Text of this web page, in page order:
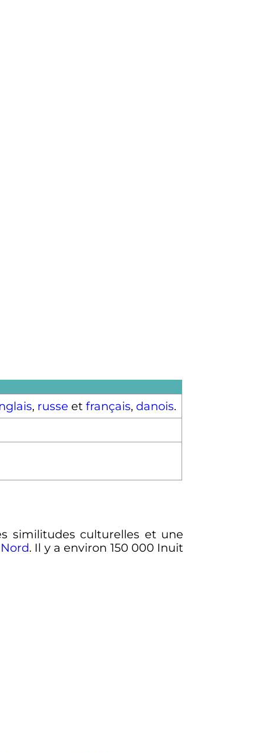
, russe et français, danois.
similitudes culturelles et une
. Il y a environ 150 000 Inuit